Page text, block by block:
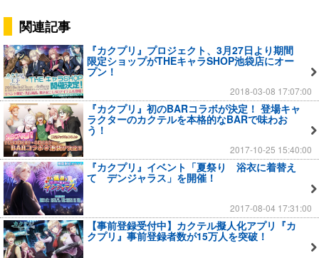
関連記事
『カクプリ』プロジェクト、3月27日より期間
限定ショップがTHEキャラSHOP池袋店にオー
プン！
2018-03-08 17:07:00
『カクプリ』初のBARコラボが決定！ 登場キャ
ラクターのカクテルを本格的なBARで味わお
う！
2017-10-25 15:40:00
『カクプリ』イベント「夏祭り 浴衣に着替え
て デンジャラス」を開催！
2017-08-04 17:31:00
【事前登録受付中】カクテル擬人化アプリ『カ
クプリ』事前登録者数が15万人を突破！